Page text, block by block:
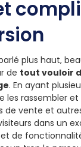
plus haut,
de tout vouloir
. En ayant
rassembler et
de vente et
dans un
de